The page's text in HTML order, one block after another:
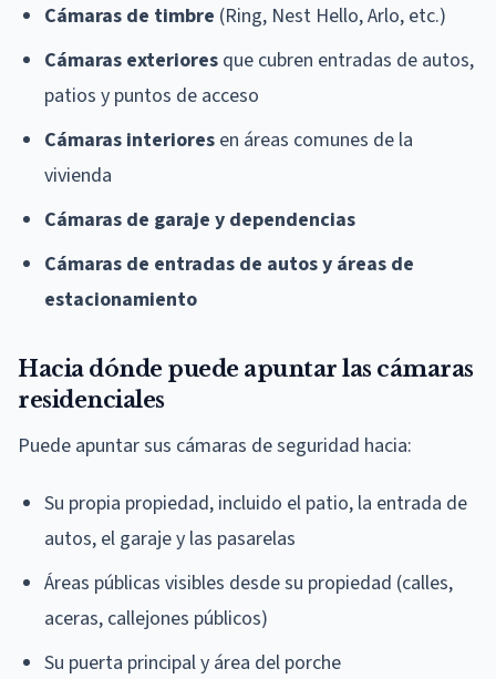
Cámaras de timbre (Ring, Nest Hello, Arlo, etc.)
Cámaras exteriores que cubren entradas de autos,
patios y puntos de acceso
Cámaras interiores en áreas comunes de la
vivienda
Cámaras de garaje y dependencias
Cámaras de entradas de autos y áreas de
estacionamiento
Hacia dónde puede apuntar las cámaras
residenciales
Puede apuntar sus cámaras de seguridad hacia:
Su propia propiedad, incluido el patio, la entrada de
autos, el garaje y las pasarelas
Áreas públicas visibles desde su propiedad (calles,
aceras, callejones públicos)
Su puerta principal y área del porche